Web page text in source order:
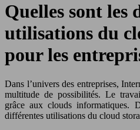
Quelles sont les
utilisations du
pour les
Dans l’univers des entreprises,
multitude de possibilités. Le
grâce aux clouds informatiques.
différentes utilisations du cloud